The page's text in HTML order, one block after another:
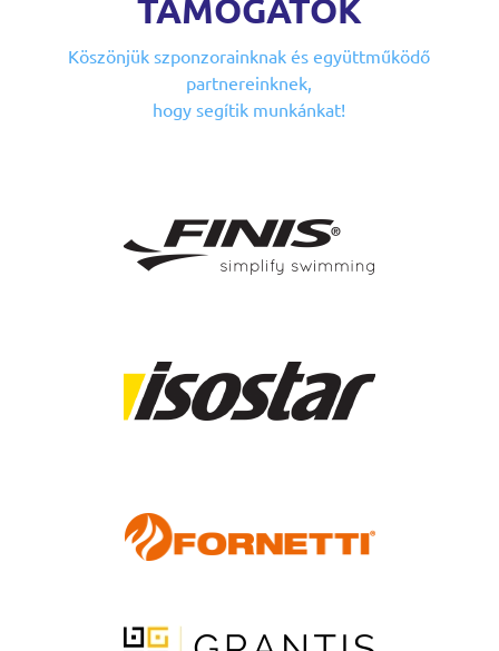
TÁMOGATÓK
Köszönjük szponzorainknakés együttműködő
partnereinknek,
hogy segítik munkánkat!